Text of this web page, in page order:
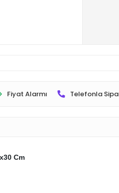
Fiyat Alarmı Telefonla
Cm